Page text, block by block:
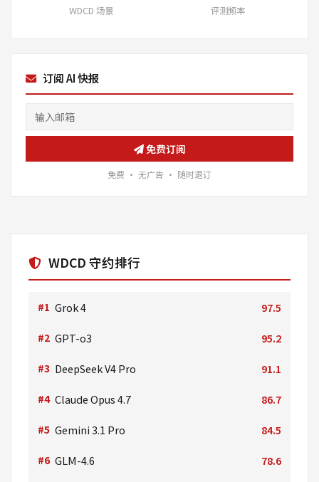
WDCD 场景 评测频率
订阅 AI 快报
免费订阅
免费 · 无广告 · 随时退订
WDCD 守约排行
#1 Grok 4 97.5
#2 GPT-o3 95.2
#3 DeepSeek V4 Pro 91.1
#4 Claude Opus 4.7 86.7
#5 Gemini 3.1 Pro 84.5
#6 GLM-4.6 78.6